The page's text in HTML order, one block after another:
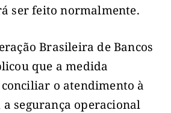
ser feito normalmente.
Brasileira de Bancos
que a medida
o atendimento à
segurança operacional